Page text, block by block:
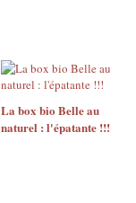
La box bio Belle au
naturel : l'épatante !!!